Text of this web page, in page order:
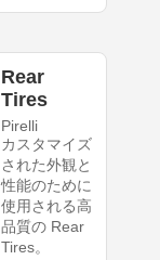
Rear
Tires
Pirelli
カスタマイズ
された外観と
性能のために
使用される高
品質の Rear
Tires。